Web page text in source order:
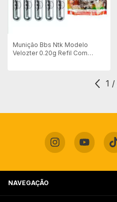
Munição Bbs Ntk Modelo
Velozter 0.20g Refil Com
1 /
NAVEGAÇÃO